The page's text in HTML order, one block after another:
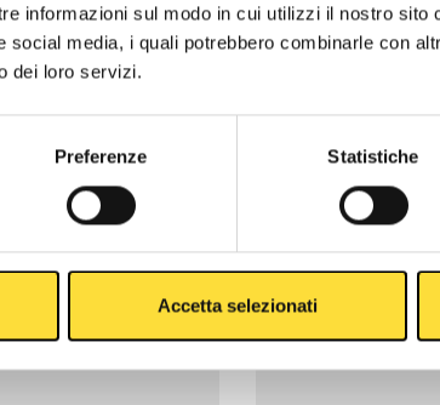
informazioni sul modo in cui utilizzi il nostro sito
social media, i quali potrebbero combinarle con
dei loro servizi.
Preferenze Statistiche
Accetta selezionati
ROAD
GORE-TEX BLACK
€269,90
CARBON
WHITE